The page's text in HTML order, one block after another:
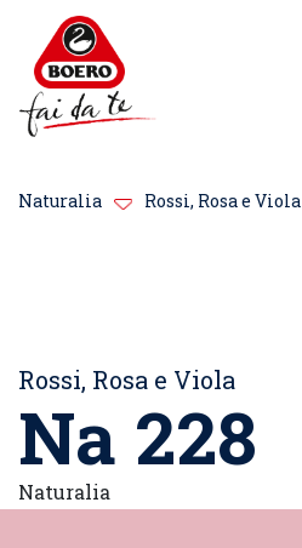
Naturalia Rossi, Rosa e Viola
Rossi, Rosa e Viola
Na 228
Naturalia